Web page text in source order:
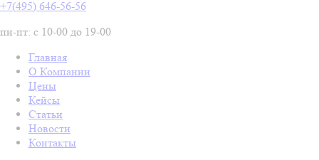
+7(495) 646-56-56
пн-пт: с 10-00 до 19-00
Главная
О Компании
Цены
Кейсы
Статьи
Новости
Контакты